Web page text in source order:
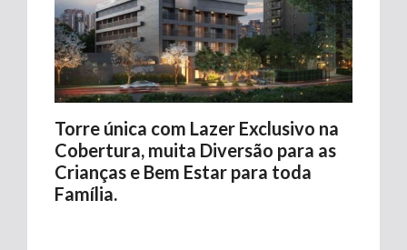
Torre única com Lazer Exclusivo na
Cobertura, muita Diversão para as
Crianças e Bem Estar para toda
Família.